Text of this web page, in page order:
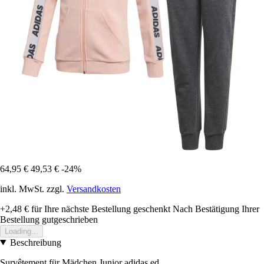
64,95 € 49,53 € -24%
inkl. MwSt. zzgl. Versandkosten
+2,48 € für Ihre nächste Bestellung geschenkt Nach Bestätigung Ihrer
Bestellung gutgeschrieben
Loading...
Beschreibung